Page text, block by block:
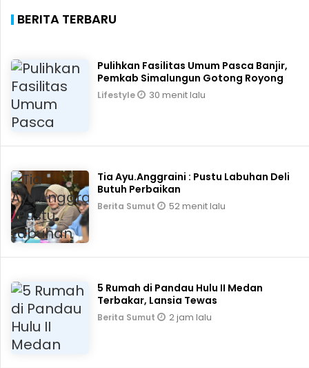
BERITA TERBARU
Pulihkan Fasilitas Umum Pasca Banjir,
Pemkab Simalungun Gotong Royong
Lifestyle 30 menit lalu
Tia Ayu.Anggraini : Pustu Labuhan Deli
Butuh Perbaikan
Berita Sumut 52 menit lalu
5 Rumah di Pandau Hulu II Medan
Terbakar, Lansia Tewas
Berita Sumut 2 jam lalu